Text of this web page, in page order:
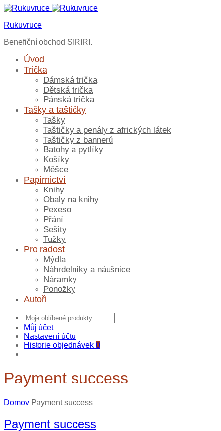
Rukuvruce
Benefiční obchod SIRIRI.
Úvod
Trička
Dámská trička
Dětská trička
Pánská trička
Tašky a taštičky
Tašky
Taštičky a penály z afrických látek
Taštičky z bannerů
Batohy a pytlíky
Košíky
Měšce
Papírnictví
Knihy
Obaly na knihy
Pexeso
Přání
Sešity
Tužky
Pro radost
Mýdla
Náhrdelníky a náušnice
Náramky
Ponožky
Autoři
Můj účet
Nastavení účtu
Historie objednávek 0
Payment success
Domov Payment success
Payment success